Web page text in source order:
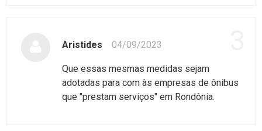
Aristides 04/09/2023
Que essas mesmas medidas sejam
adotadas para com às empresas de ônibus
que "prestam serviços" em Rondônia.